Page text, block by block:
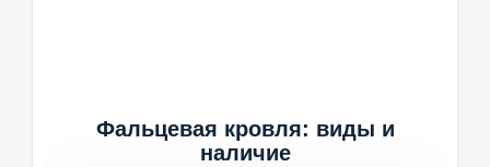
Фальцевая кровля: виды и
наличие